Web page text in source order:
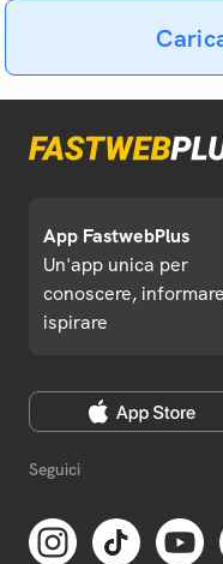
App FastwebPlus
Un'app unica per
conoscere,
ispirare
Seguici